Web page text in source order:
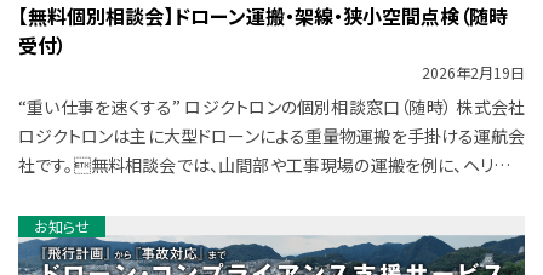
【無料個別相談会】ドローン運搬・架線・狭小空間点検（随時
受付）
2026年2月19日
“重い仕事を速くする” ロジクトロンの個別相談窓口（随時） 株式会社
ロジクトロンは主に大型ドローンによる重量物運搬を手掛ける運航会
社です。無料相談会では、山間部や工事現場の運搬を例に、ヘリコプ
お知らせ